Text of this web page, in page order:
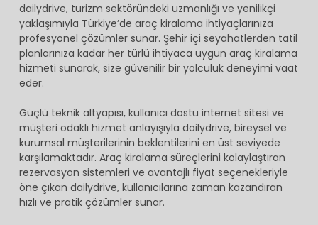
dailydrive, turizm sektöründeki uzmanlığı ve yenilikçi
yaklaşımıyla Türkiye’de araç kiralama ihtiyaçlarınıza
profesyonel çözümler sunar. Şehir içi seyahatlerden tatil
planlarınıza kadar her türlü ihtiyaca uygun araç kiralama
hizmeti sunarak, size güvenilir bir yolculuk deneyimi vaat
eder.
Güçlü teknik altyapısı, kullanıcı dostu internet sitesi ve
müşteri odaklı hizmet anlayışıyla dailydrive, bireysel ve
kurumsal müşterilerinin beklentilerini en üst seviyede
karşılamaktadır. Araç kiralama süreçlerini kolaylaştıran
rezervasyon sistemleri ve avantajlı fiyat seçenekleriyle
öne çıkan dailydrive, kullanıcılarına zaman kazandıran
hızlı ve pratik çözümler sunar.